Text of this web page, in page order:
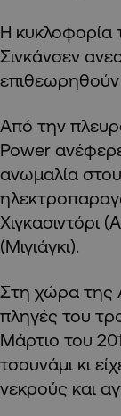
Η κυκλοφορία
Σινκάνσεν
επιθεωρηθούν
Από την
Power
ανωμαλία
Χιγκασιντόρι
(Μιγιάγκι).
Στη χώρα της
πληγές του
Μάρτιο του
τσουνάμι κι
νεκρούς και